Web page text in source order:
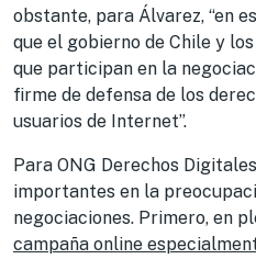
obstante, para Álvarez, “en
que el gobierno de Chile y
que participan en la
firme de defensa de los
usuarios de Internet”.
Para ONG Derechos
importantes en la
negociaciones. Primero, en
campaña online